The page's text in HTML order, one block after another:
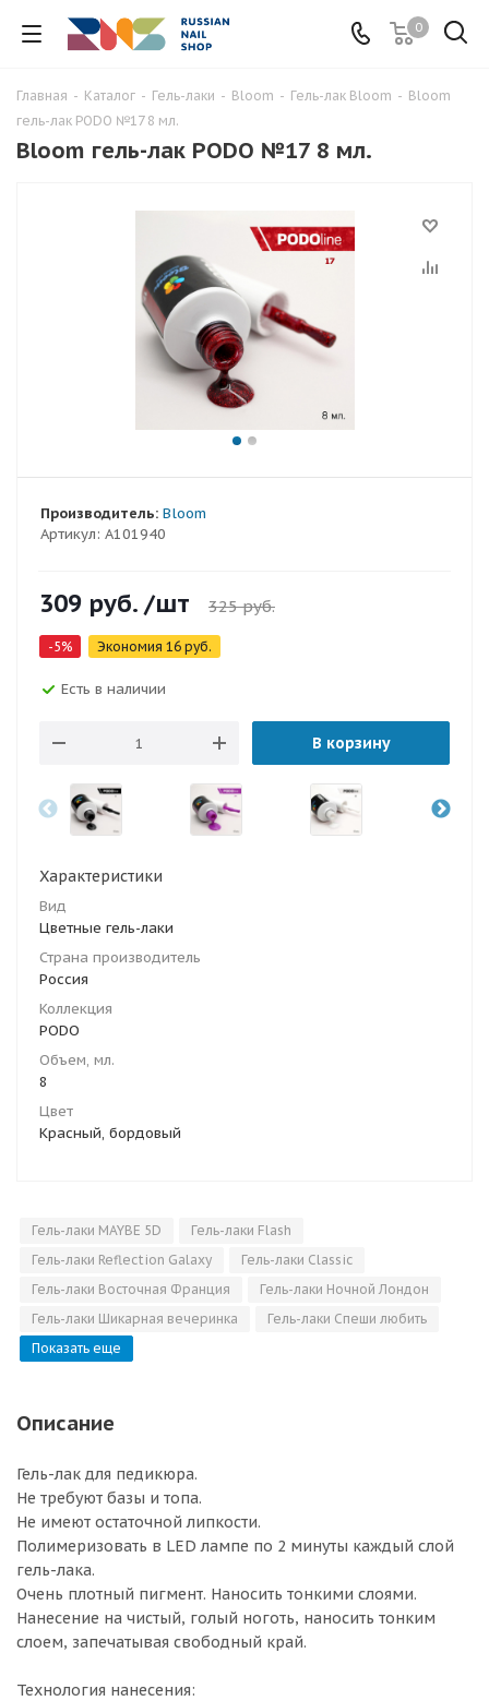
0
Главная - Каталог - Гель-лаки - Bloom - Гель-лак Bloom - Bloom
гель-лак PODO №17 8 мл.
Bloom гель-лак PODO №17 8 мл.
Артикул: A101940
Производитель: Bloom
309 руб. /шт 325руб.
-5% Экономия 16 руб.
Есть в наличии
В корзину
Характеристики
Вид
Цветные гель-лаки
Страна производитель
Россия
Коллекция
PODO
Объем, мл.
8
Цвет
Красный, бордовый
Гель-лаки MAYBE 5D
Гель-лаки Flash
Гель-лаки Reflection Galaxy
Гель-лаки Classic
Гель-лаки Восточная Франция
Гель-лаки Ночной Лондон
Гель-лаки Шикарная вечеринка
Гель-лаки Спеши любить
Показать еще
Описание
Гель-лак для педикюра.
Не требуют базы и топа.
Не имеют остаточной липкости.
Полимеризовать в LED лампе по 2 минуты каждый слой
гель-лака.
Очень плотный пигмент. Наносить тонкими слоями.
Нанесение на чистый, голый ноготь, наносить тонким
слоем, запечатывая свободный край.
Технология нанесения: